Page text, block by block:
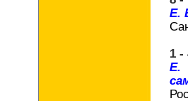
Е.
1 -
Е.